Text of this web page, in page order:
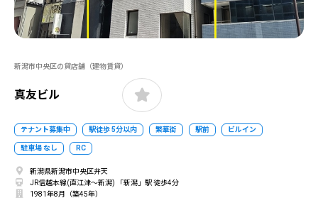
新潟市中央区の貸店舗（建物賃貸）
真友ビル
テナント募集中 駅徒歩 5分以内 繁華街 駅前 ビルイン
駐車場 なし RC
新潟県新潟市中央区弁天
JR信越本線(直江津～新潟) 「新潟」駅 徒歩4分
1981年8月（築45年）